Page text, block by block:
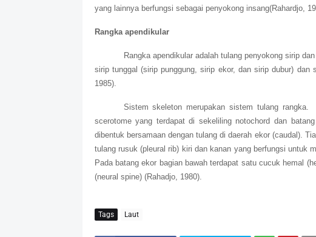
yang lainnya berfungsi sebagai penyokong insang(Rahardjo,
Rangka apendikular
Rangka apendikular adalah tulang penyokong sirip
sirip tunggal (sirip punggung, sirip ekor, dan sirip dubur) dan
1985).
Sistem skeleton merupakan sistem tulang rangka.
scerotome yang terdapat di sekeliling notochord dan
dibentuk bersamaan dengan tulang di daerah ekor (caudal).
tulang rusuk (pleural rib) kiri dan kanan yang berfungsi untuk
Pada batang ekor bagian bawah terdapat satu cucuk hemal
(neural spine) (Rahadjo, 1980).
Tags Laut